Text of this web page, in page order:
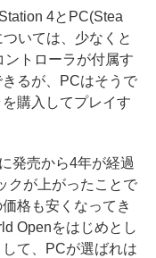
4とPC(Stea
いては、少なくと
トローラが付属す
るが、PCはそうで
購入してプレイす
発売から4年が経過
クが上がったことで
格も安くなってき
Openをはじめとし
て、PCが選ばれは